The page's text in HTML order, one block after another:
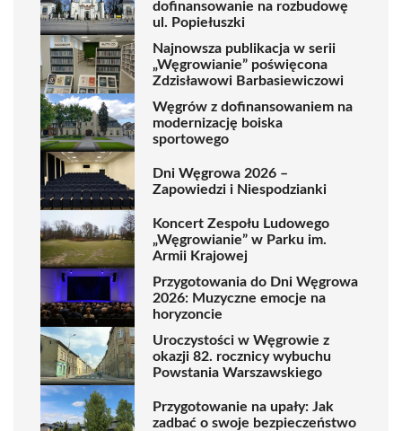
dofinansowanie na rozbudowę
ul. Popiełuszki
Najnowsza publikacja w serii
„Węgrowianie” poświęcona
Zdzisławowi Barbasiewiczowi
Węgrów z dofinansowaniem na
modernizację boiska
sportowego
Dni Węgrowa 2026 –
Zapowiedzi i Niespodzianki
Koncert Zespołu Ludowego
„Węgrowianie” w Parku im.
Armii Krajowej
Przygotowania do Dni Węgrowa
2026: Muzyczne emocje na
horyzoncie
Uroczystości w Węgrowie z
okazji 82. rocznicy wybuchu
Powstania Warszawskiego
Przygotowanie na upały: Jak
zadbać o swoje bezpieczeństwo